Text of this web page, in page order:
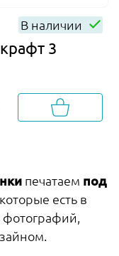
В наличии
3
печатаем под
есть в
фотографий,